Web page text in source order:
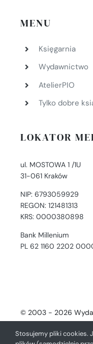
MENU
Księgarnia
Wydawnictwo
AtelierPIO
Tylko dobre
LOKATOR
ul. MOSTOWA 1 /1U
31-061 Kraków
NIP: 6793059929
REGON: 121481313
KRS: 0000380898
Bank Millenium
PL 62 1160 2202
© 2003 - 2026
-
Stosujemy pliki cookies.